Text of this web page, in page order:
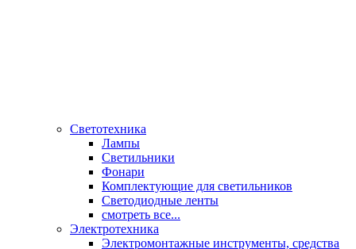
Светотехника
Лампы
Светильники
Фонари
Комплектующие для светильников
Светодиодные ленты
смотреть все...
Электротехника
Электромонтажные инструменты, средства